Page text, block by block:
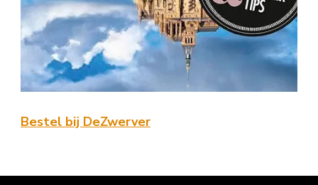
Bestel bij DeZwerver